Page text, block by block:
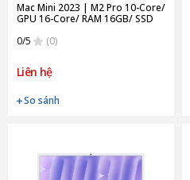
Mac Mini 2023 | M2 Pro 10-Core/
GPU 16-Core/ RAM 16GB/ SSD
0/5
(0)
Liên hệ
So sánh